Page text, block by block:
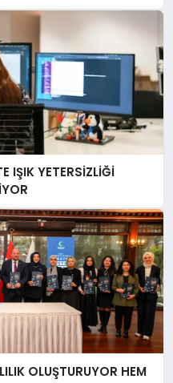
IŞIK YETERSİZLİĞİ
OLUŞTURUYOR HEM